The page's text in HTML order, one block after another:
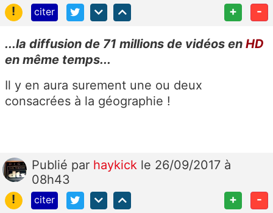
!
citer + -
...la diffusion de 71 millions de vidéos en HD
en même temps...
Il y en aura surement une ou deux
consacrées à la géographie !
Publié par haykick le 26/09/2017 à
08h43
!
citer + -